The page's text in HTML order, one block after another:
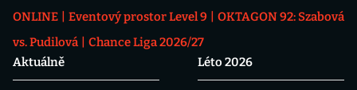
ONLINE
Eventový prostor Level 9
OKTAGON 92: Szabová
vs. Pudilová
Chance Liga 2026/27
Aktuálně
Léto 2026